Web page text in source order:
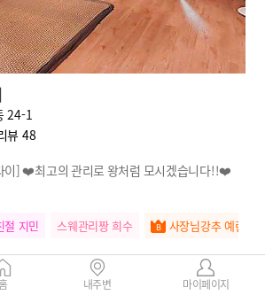
24-1
뷰 48
이] ❤️최고의 관리로 왕처럼 모시겠습니다!!❤️
절 지민 스웨관리짱 희수 사장님강추 예린
내주변 마이페이지